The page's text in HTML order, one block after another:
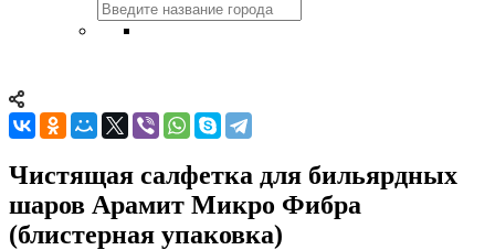
Чистящая салфетка для бильярдных
шаров Арамит Микро Фибра
(блистерная упаковка)